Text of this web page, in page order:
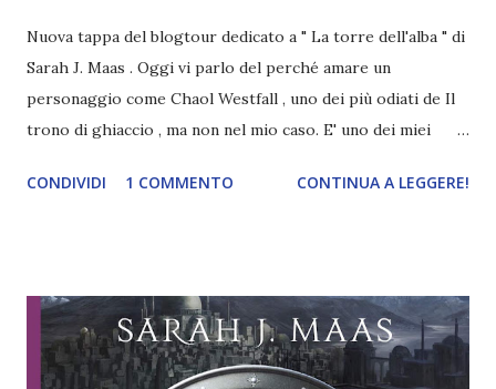
Nuova tappa del blogtour dedicato a " La torre dell'alba " di
Sarah J. Maas . Oggi vi parlo del perché amare un
personaggio come Chaol Westfall , uno dei più odiati de Il
trono di ghiaccio , ma non nel mio caso. E' uno dei miei
articolo! Ecco 4 motivi per amare Chaol Westfall Ok, anche
confronti. Si trova davanti un'assassina e la sua
normalissima reazione è tenerla costantemente sotto
controllo e non fidarsi di lei. I suoi pensieri cambiano
CONDIVIDI 1 COMMENTO CONTINUA A LEGGERE!